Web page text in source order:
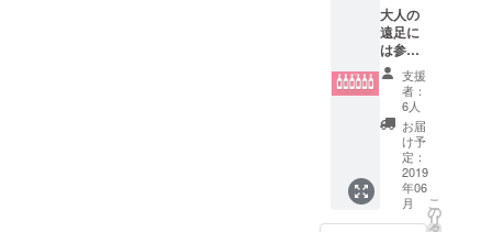
前に多くの
人が集まる
ベースを作
らなくては
なりませ
誰もが、自
分のやりた
いことを
然条件
により
製造量
や品質
が変わ
りやす
いの
為、出
荷時期
の変更
や同等
品での
もう3号
赤城行
に乗る
と ■足
利市
駅
08:53
着 で
す！ (内
訳) 浅
草〜足
利市
ます。
＊今回
のクラ
ウド
ファン
ディン
グ限定
ワイン
です。
＊1 ご
参加く
ださっ
た全て
大人の
遠足に
は参加
できな
いけど
ワイン
をたく
さん飲
んで支
援した
いとい
う方の
ため
支援
者：
6人
お届
け予
定：
2019
年06
月
こ
の
リ